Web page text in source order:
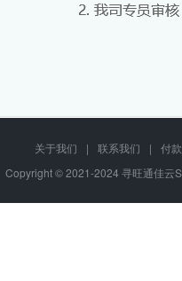
关于我们 | 联系我们 |
付
Copyright © 2021-2024 寻旺通佳